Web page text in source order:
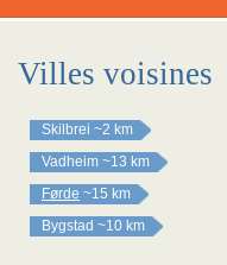
Villes voisines
Skilbrei ~2 km
Vadheim ~13 km
Førde ~15 km
Bygstad ~10 km